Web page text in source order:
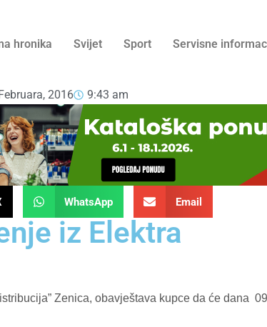
hronika Svijet Sport Servisne
2016 9:43 am
WhatsApp Email
iz Elektra
Zenica, obavještava kupce da će dana